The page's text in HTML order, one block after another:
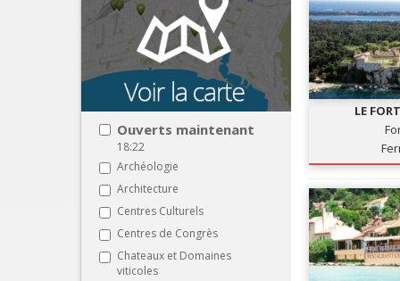
Ouverts maintenant
18:22
Archéologie
Architecture
Centres Culturels
Centres de Congrès
Chateaux et Domaines
viticoles
LE